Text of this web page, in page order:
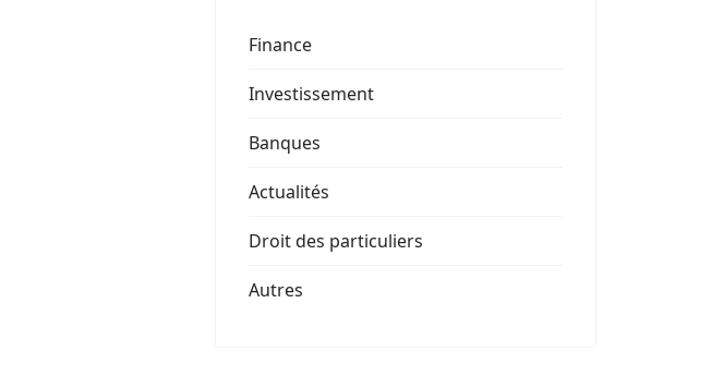
Finance
Investissement
Banques
Actualités
Droit des particuliers
Autres